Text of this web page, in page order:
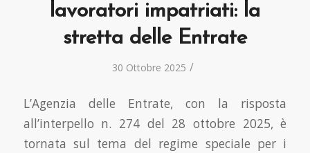
lavoratori impatriati: la
stretta delle Entrate
30 Ottobre 2025 /
L’Agenzia delle Entrate, con la risposta
all’interpello n. 274 del 28 ottobre 2025, è
tornata sul tema del regime speciale per i